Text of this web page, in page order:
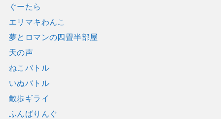
ぐーたら
エリマキわんこ
夢とロマンの四畳半部屋
天の声
ねこバトル
いぬバトル
散歩ギライ
ふんばりんぐ